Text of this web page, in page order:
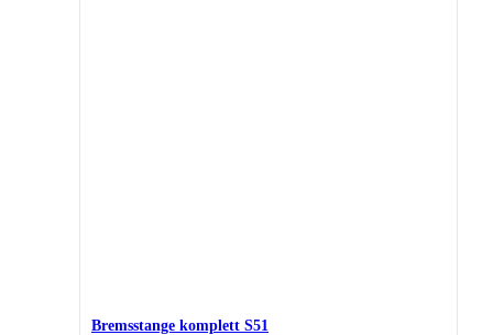
Bremsstange komplett S51